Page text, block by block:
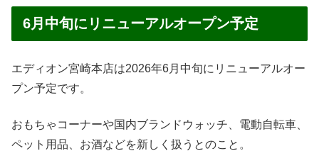
6月中旬にリニューアルオープン予定
エディオン宮崎本店は2026年6月中旬にリニューアルオー
プン予定です。
おもちゃコーナーや国内ブランドウォッチ、電動自転車、
ペット用品、お酒などを新しく扱うとのこと。